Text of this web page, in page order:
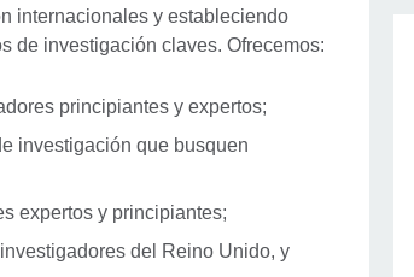
internacionales y estableciendo
de investigación claves. Ofrecemos:
principiantes y expertos;
investigación que busquen
expertos y principiantes;
del Reino Unido, y